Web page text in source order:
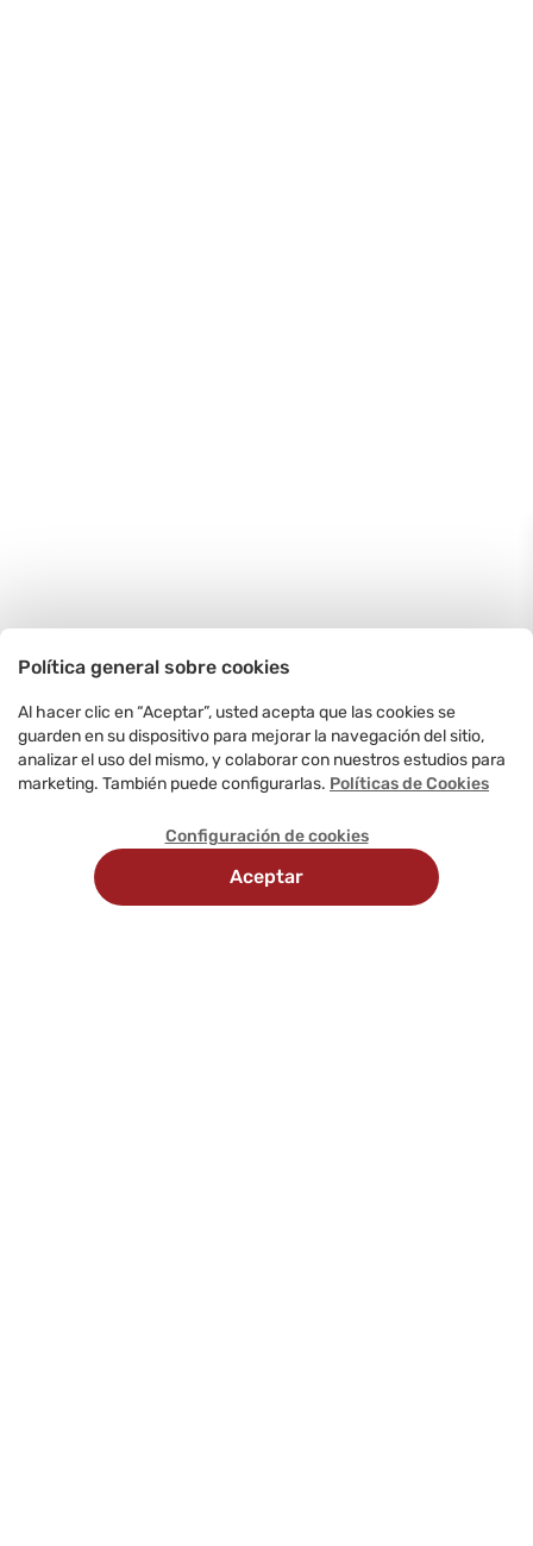
Política general sobre cookies
Al hacer clic en “Aceptar”, usted acepta que las cookies se
guarden en su dispositivo para mejorar la navegación del sitio,
analizar el uso del mismo, y colaborar con nuestros estudios para
marketing. También puede configurarlas. Políticas de Cookies
Configuración de cookies
Aceptar